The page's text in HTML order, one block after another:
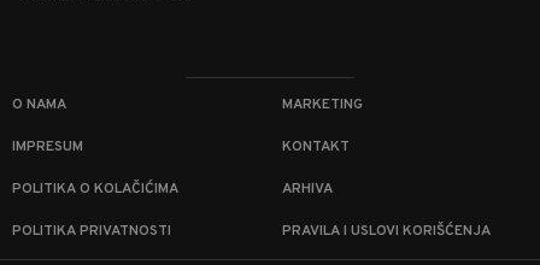
O NAMA MARKETING
IMPRESUM KONTAKT
POLITIKA O KOLAČIĆIMA ARHIVA
POLITIKA PRIVATNOSTI PRAVILA I USLOVI KORIŠĆENJA